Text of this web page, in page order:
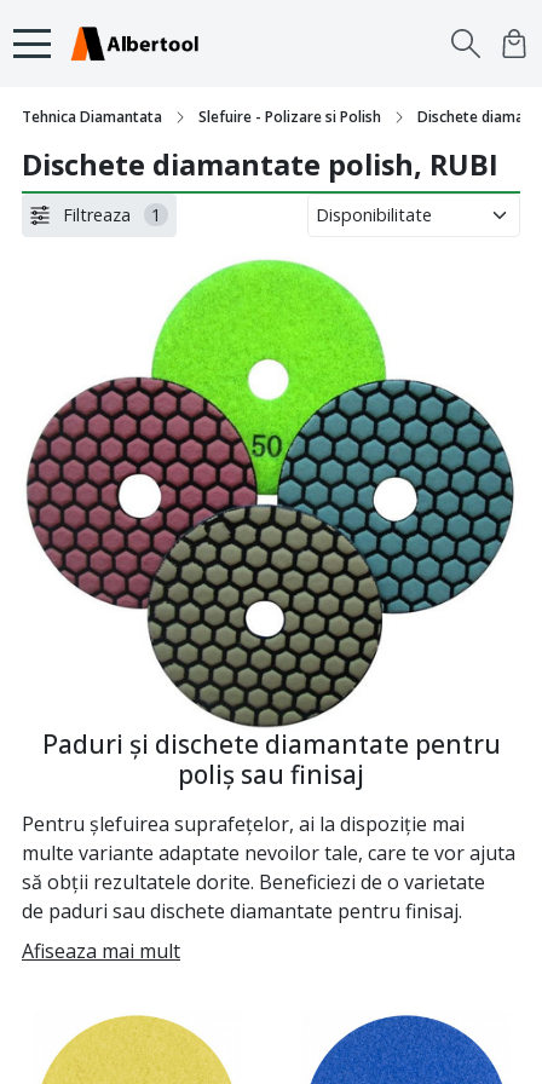
Tehnica Diamantata Slefuire - Polizare si Polish Dischete
Dischete diamantate polish, RUBI
Filtreaza 1
Paduri și dischete diamantate pentru
poliș sau finisaj
Pentru șlefuirea suprafețelor, ai la dispoziție mai
multe variante adaptate nevoilor tale, care te vor ajuta
să obții rezultatele dorite. Beneficiezi de o varietate
de paduri sau dischete diamantate pentru finisaj.
După tăiere, anumite materiale pot rămâne abrazive
este soluția de care ai nevoie. Această operațiune este
foarte importantă în domeniul construcțiilor, deoarece
are multiple utilizări și oferă rezultate admirabile,
Afiseaza mai mult